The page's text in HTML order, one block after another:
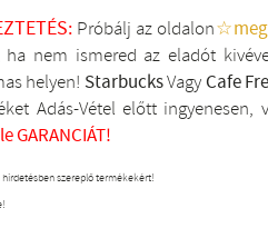
Próbálj az oldalon
ha nem ismered az eladót
helyen! StarbucksVagyCafe
Adás-Vétel előtt ingyenesen,
GARANCIÁT!
szereplő termékekért!